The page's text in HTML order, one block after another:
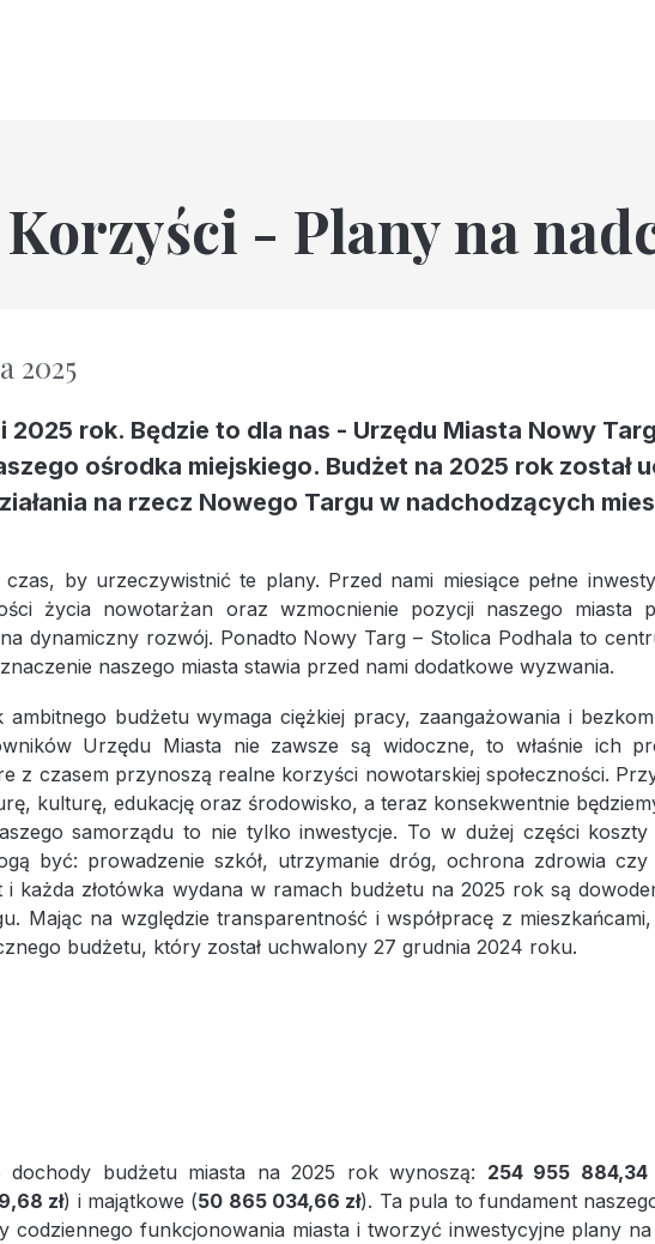
Korzyści - Plany na
2025
2025 rok. Będzie to dla nas - Urzędu Miasta Nowy
ośrodka miejskiego. Budżet na 2025 rok został
na rzecz Nowego Targu w nadchodzących
by urzeczywistnić te plany. Przed nami miesiące pełne
życia nowotarżan oraz wzmocnienie pozycji naszego miasta
dynamiczny rozwój. Ponadto Nowy Targ – Stolica Podhala to
naszego miasta stawia przed nami dodatkowe wyzwania.
ambitnego budżetu wymaga ciężkiej pracy, zaangażowania i
Urzędu Miasta nie zawsze są widoczne, to właśnie ich
z czasem przynoszą realne korzyści nowotarskiej społeczności.
kulturę, edukację oraz środowisko, a teraz konsekwentnie
samorządu to nie tylko inwestycje. To w dużej części koszty
być: prowadzenie szkół, utrzymanie dróg, ochrona zdrowia
i każda złotówka wydana w ramach budżetu na 2025 rok są
Mając na względzie transparentność i współpracę z
budżetu, który został uchwalony 27 grudnia 2024 roku.
dochody budżetu miasta na 2025 rok wynoszą: 254 955 884,34
zł) i majątkowe (50 865 034,66 zł). Ta pula to fundament
codziennego funkcjonowania miasta i tworzyć inwestycyjne plany